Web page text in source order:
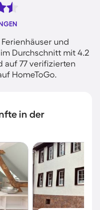
und
Durchschnitt mit 4.2
auf 77 verifizierten
HomeToGo.
in der